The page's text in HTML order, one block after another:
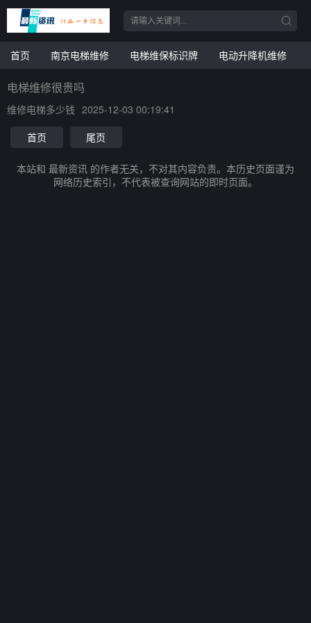
首页 南京电梯维修 电梯维保标识牌 电动升降机维修
电梯维修很贵吗
维修电梯多少钱 2025-12-03 00:19:41
首页
尾页
本站和 最新资讯 的作者无关，不对其内容负责。本历史页面谨为
网络历史索引，不代表被查询网站的即时页面。